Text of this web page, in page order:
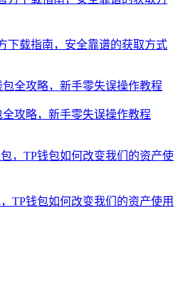
下载指南，安全靠谱的获取方式
攻略，新手零失误操作教程
TP钱包如何改变我们的资产使用